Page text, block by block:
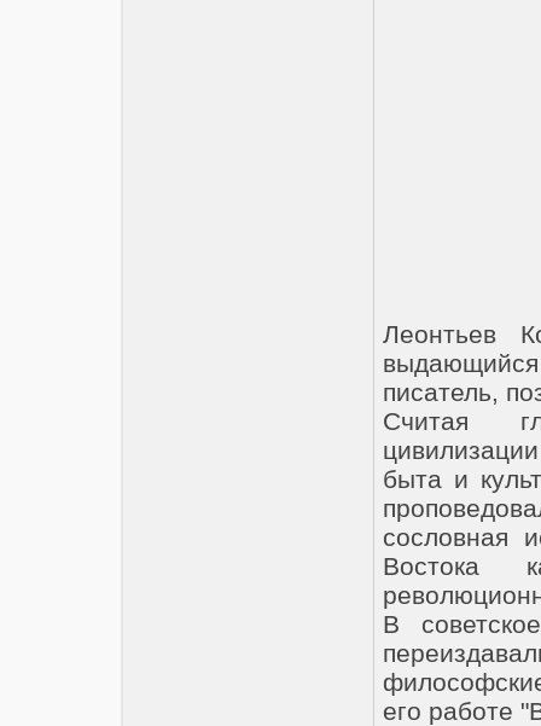
Леонтьев
писатель,
Считая
быта и
сословная
Востока
В
его работе